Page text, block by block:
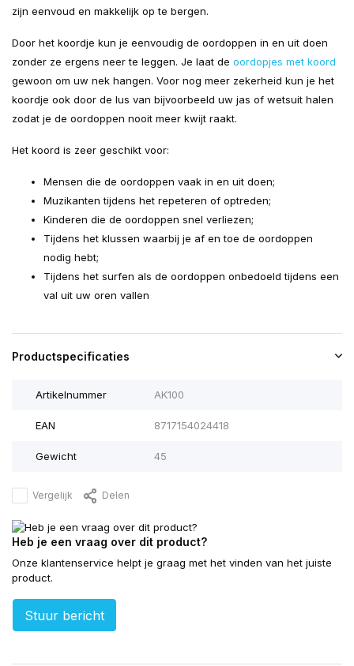
zijn eenvoud en makkelijk op te bergen.
Door het koordje kun je eenvoudig de oordoppen in en uit doen
zonder ze ergens neer te leggen. Je laat de oordopjes met koord
gewoon om uw nek hangen. Voor nog meer zekerheid kun je het
koordje ook door de lus van bijvoorbeeld uw jas of wetsuit halen
zodat je de oordoppen nooit meer kwijt raakt.
Het koord is zeer geschikt voor:
Mensen die de oordoppen vaak in en uit doen;
Muzikanten tijdens het repeteren of optreden;
Kinderen die de oordoppen snel verliezen;
Tijdens het klussen waarbij je af en toe de oordoppen
nodig hebt;
Tijdens het surfen als de oordoppen onbedoeld tijdens een
val uit uw oren vallen
Productspecificaties
Artikelnummer AK100
EAN 8717154024418
Gewicht 45
Vergelijk Delen
Heb je een vraag over dit product?
Onze klantenservice helpt je graag met het vinden van het juiste
product.
Stuur bericht